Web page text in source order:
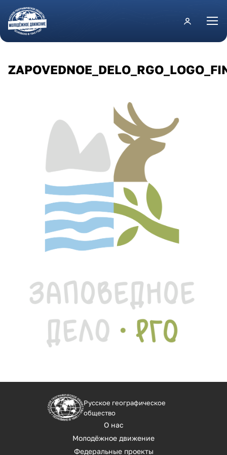
Перейти к основному содержанию
Русское географическое
общество
О нас
Молодёжное движение
Федеральные проекты